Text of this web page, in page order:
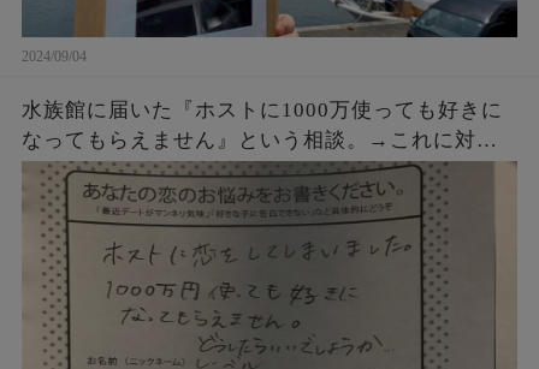
2024/09/04
水族館に届いた『ホストに1000万使っても好きに
なってもらえません』という相談。→これに対す
るクラゲ担当の飼育員からの回答が素晴らしすぎ
た・・・